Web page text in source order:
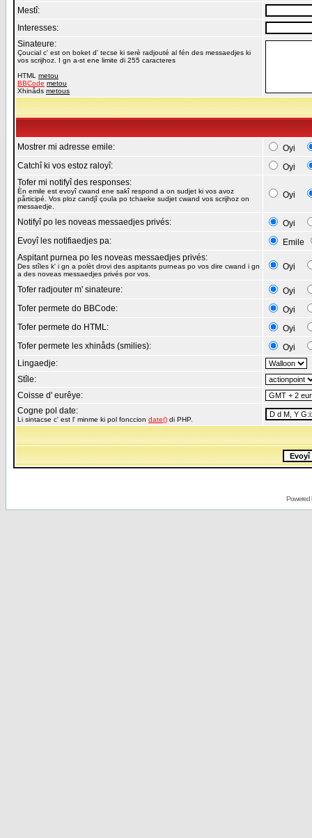
Mestî:
Interesses:
Sinateure:
Çoucial c' est on boket d' tecse ki serè radjouté al fén des messaedjes ki
vos scrijhoz. I gn a-st ene limite di 255 caracteres
HTML metou
BBCode metou
Xhinåds metous
Mostrer mi adresse emile:
Oyi
Catchî ki vos estoz raloyî:
Oyi
Tofer mi notifyî des responses:
Èn emile est evoyî cwand ene sakî respond a on sudjet ki vos avoz
pårticipé. Vos ploz candjî çoula po tchaeke sudjet cwand vos scrijhoz on
messaedje.
Oyi
Notifyî po les noveas messaedjes privés:
Oyi
Evoyî les notifiaedjes pa:
Emile
Aspitant purnea po les noveas messaedjes privés:
Des stîles k' i gn a polèt drovi des aspitants purneas po vos dire cwand i gn
a des noveas messaedjes privés por vos.
Oyi
Tofer radjouter m' sinateure:
Oyi
Tofer permete do BBCode:
Oyi
Tofer permete do HTML:
Oyi
Tofer permete les xhinåds (smilies):
Oyi
Lingaedje:
Stîle:
Coisse d' eurêye:
Cogne pol date:
Li sintacse c' est l' minme ki pol fonccion date() di PHP.
Powered